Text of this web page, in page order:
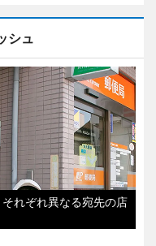
シュ
それぞれ異なる宛先の店